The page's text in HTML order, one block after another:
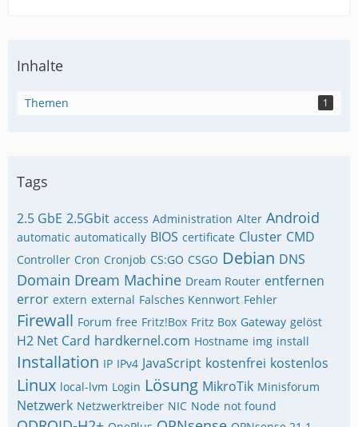
Inhalte
Themen 1
Tags
2.5 GbE 2.5Gbit access Administration Alter Android
automatic automatically BIOS certificate Cluster CMD
Controller Cron Cronjob CS:GO CSGO Debian DNS
Domain Dream Machine Dream Router entfernen
error extern external Falsches Kennwort Fehler
Firewall Forum free Fritz!Box Fritz Box Gateway gelöst
H2 Net Card hardkernel.com Hostname img install
Installation IP IPv4 JavaScript kostenfrei kostenlos
Linux local-lvm Login Lösung MikroTik Minisforum
Netzwerk Netzwerktreiber NIC Node not found